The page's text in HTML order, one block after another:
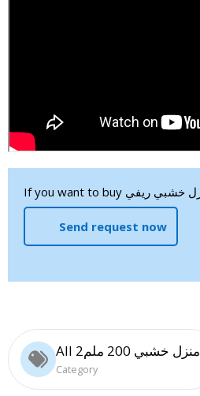
Send request now
All منزل خشبي 200 ملم2
Category